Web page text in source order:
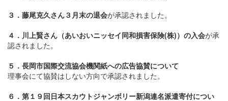
３．藤尾克久さん３月末の退会が承認されました。
４．川上賢さん（あいおいニッセイ同和損害保険(株)）の入会が承
認されました。
５．長岡市国際交流協会機関紙への広告協賛について
理事会にて協賛はしない方向で承認されました。
６．第１９回日本スカウトジャンボリー新潟連名派遣寄付につい